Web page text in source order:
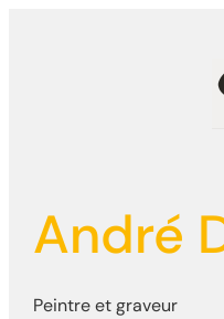
André
Peintre et graveur